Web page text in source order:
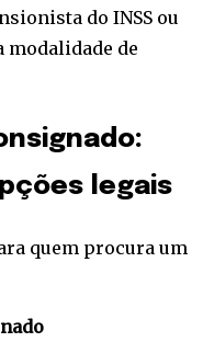
do INSS ou
modalidade de
legais
quem procura um